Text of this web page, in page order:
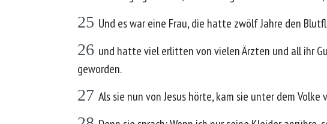
25 Und es war eine Frau, die hatte zwölf Jahre den
26 und hatte viel erlitten von vielen Ärzten und all ihr
geworden.
27 Als sie nun von Jesus hörte, kam sie unter dem